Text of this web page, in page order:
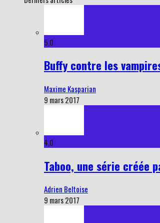
5.0
Buffy contre les
Maxime Kasparian
9 mars 2017
4.0
Taboo, une série créée
Adrien Beltoise
9 mars 2017